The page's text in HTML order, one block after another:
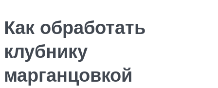
Как обработать
клубнику
марганцовкой